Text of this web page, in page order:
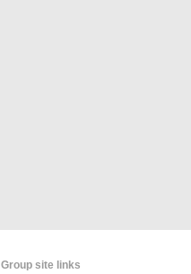
Group site links